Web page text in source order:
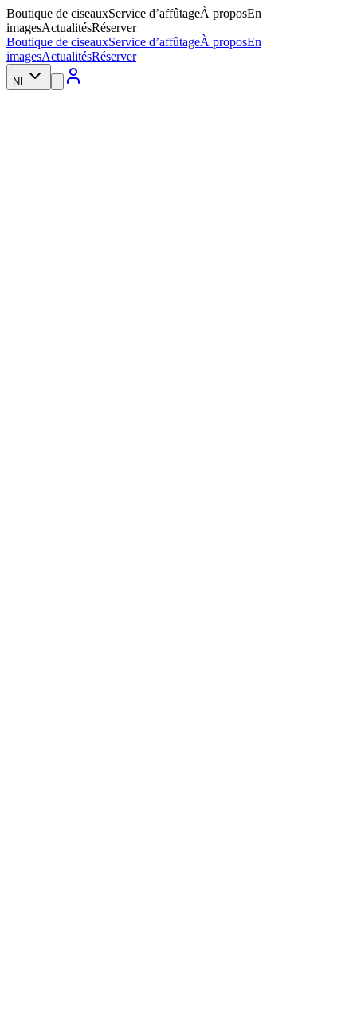
Boutique de ciseauxService d’affûtageÀ proposEn
imagesActualitésRéserver
Boutique de ciseauxService d’affûtageÀ proposEn
imagesActualitésRéserver
NL